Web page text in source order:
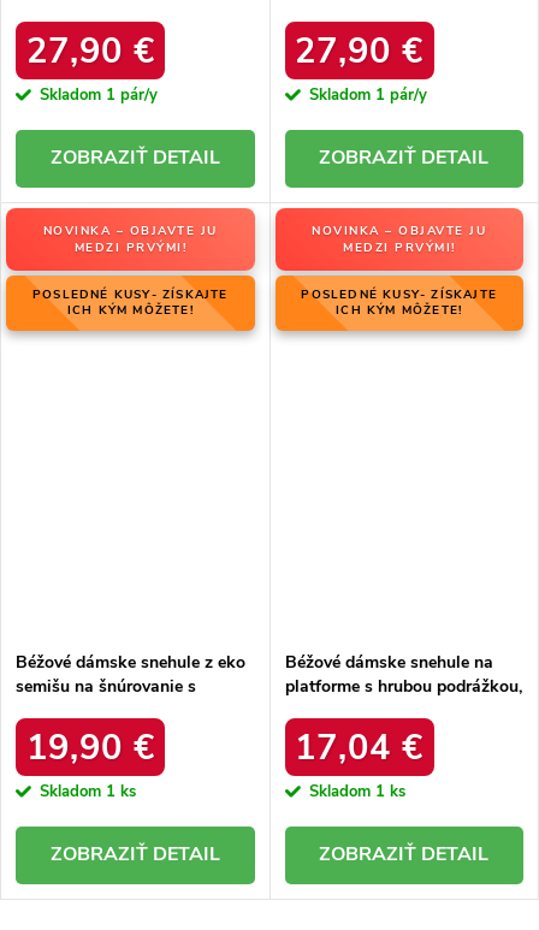
27,90 €
Skladom 1 pár/y
DETAIL
27,90 €
Skladom 1 pár/y
DETAIL
NOVINKA – OBJAVTE JU
MEDZI PRVÝMI!
POSLEDNÉ KUSY- ZÍSKAJTE
ICH KÝM MÔŽETE!
Béžové dámske snehule z eko
semišu na šnúrovanie s
produktu C3016 BEIGE
19,90 €
Skladom 1 ks
DETAIL
NOVINKA – OBJAVTE JU
MEDZI PRVÝMI!
POSLEDNÉ KUSY- ZÍSKAJTE
ICH KÝM MÔŽETE!
Béžové dámske snehule na
platforme s hrubou podrážkou,
925 KHAKI
17,04 €
Skladom 1 ks
DETAIL